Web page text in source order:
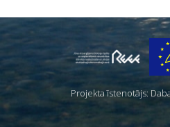
Par
mums
Projekta īstenotājs: